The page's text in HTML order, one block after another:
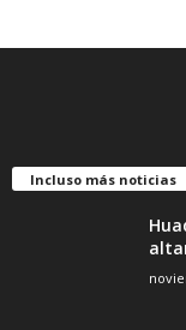
Incluso más noticias